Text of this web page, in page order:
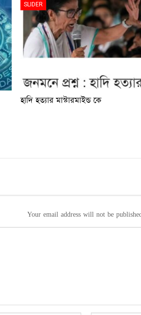
SLIDER
হাদি হত্যার মাস্টারমাইন্ড কে
Your email address will not be